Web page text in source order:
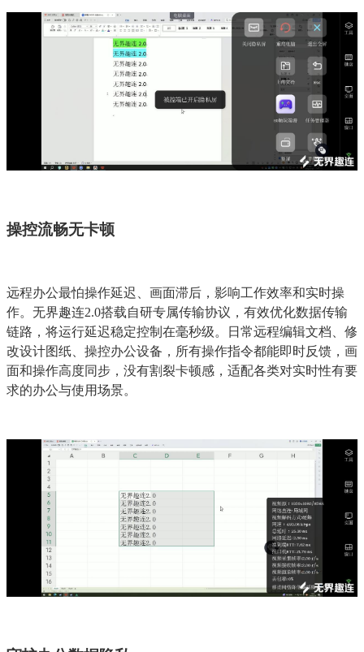
操控流畅无卡顿
远程办公最怕操作延迟、画面滞后，影响工作效率和实时操
作。无界趣连2.0搭载自研专属传输协议，有效优化数据传输
链路，将运行延迟稳定控制在毫秒级。日常远程编辑文档、修
改设计图纸、操控办公设备，所有操作指令都能即时反馈，画
面和操作高度同步，没有割裂卡顿感，适配各类对实时性有要
求的办公与使用场景。